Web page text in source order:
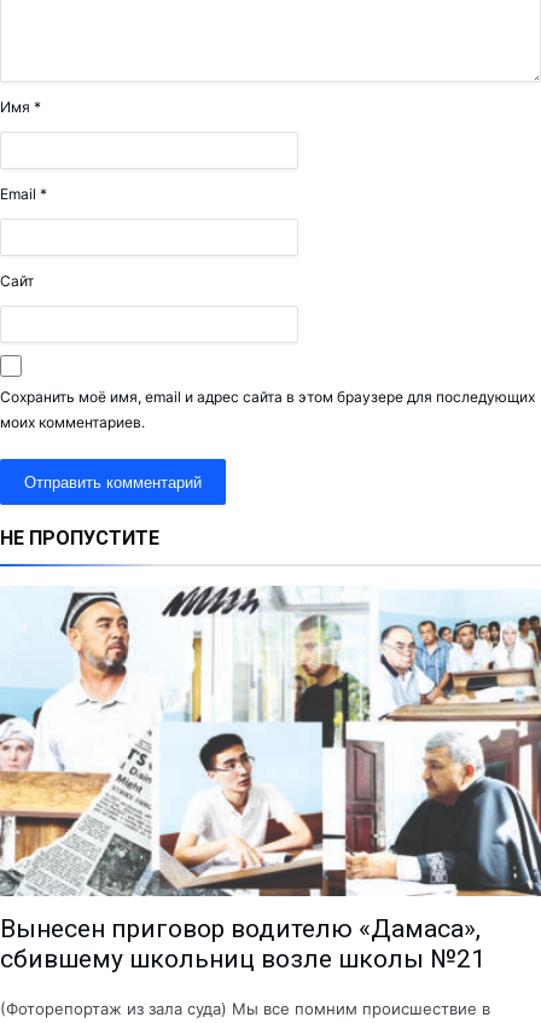
Имя *
Email *
Сайт
Сохранить моё имя, email и адрес сайта в этом браузере для последующих
моих комментариев.
НЕ ПРОПУСТИТЕ
Вынесен приговор водителю «Дамаса»,
сбившему школьниц возле школы №21
(Фоторепортаж из зала суда) Мы все помним происшествие в